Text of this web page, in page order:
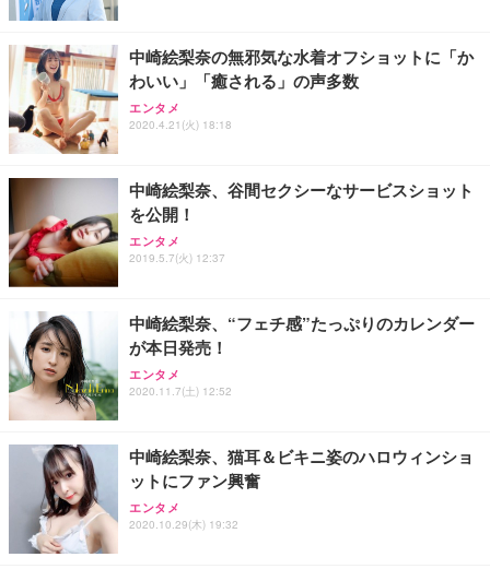
中崎絵梨奈の無邪気な水着オフショットに「か
わいい」「癒される」の声多数
エンタメ
2020.4.21(火) 18:18
中崎絵梨奈、谷間セクシーなサービスショット
を公開！
エンタメ
2019.5.7(火) 12:37
中崎絵梨奈、“フェチ感”たっぷりのカレンダー
が本日発売！
エンタメ
2020.11.7(土) 12:52
中崎絵梨奈、猫耳＆ビキニ姿のハロウィンショ
ットにファン興奮
エンタメ
2020.10.29(木) 19:32